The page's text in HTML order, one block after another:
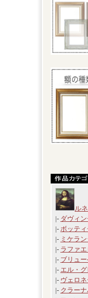
ル
|- ダヴィン
|- ボッティ
|- ミケラ
|- ラファエ
|- ブリュ
|- エル・グ
|- ヴェロ
|- クラーナ